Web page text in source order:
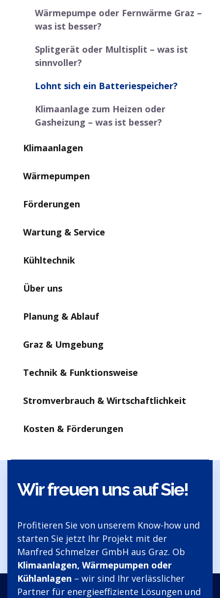
Wärmepumpe oder Fernwärme Graz –
was ist besser?
Splitgerät oder Multisplit – was ist
sinnvoller?
Lohnt sich ein Batteriespeicher?
Klimaanlage zum Heizen oder
Gasheizung – was ist besser?
Klimaanlagen
Wärmepumpen
Förderungen
Wartung & Service
Kühltechnik
Über uns
Planung & Ablauf
Graz & Umgebung
Technik & Funktionsweise
Stromverbrauch & Wirtschaftlichkeit
Kosten & Förderungen
Wir freuen uns auf Sie!
Profitieren Sie von unserem Know-how und
starten Sie jetzt Ihr Projekt mit der
Manfred Schmelzer GmbH aus Graz. Ob
Klimaanlagen, Wärmepumpen oder
Kühlanlagen – wir sind Ihr verlässlicher
Partner für energieeffiziente Lösungen und